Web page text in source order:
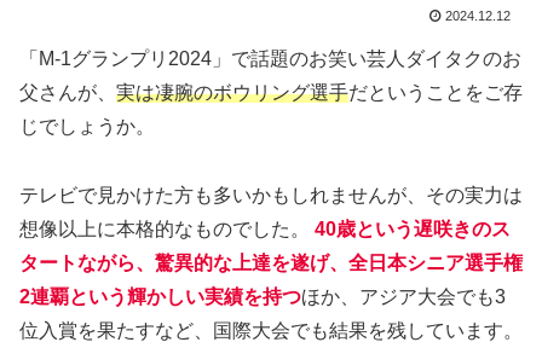
2024.12.12
「M-1グランプリ2024」で話題のお笑い芸人ダイタクのお
父さんが、 実は凄腕のボウリング選手だということをご存
じでしょうか。
テレビで見かけた方も多いかもしれませんが、その実力は
想像以上に本格的なものでした。 40歳という遅咲きのス
タートながら、驚異的な上達を遂げ、全日本シニア選手権
2連覇という輝かしい実績を持つほか、アジア大会でも3
位入賞を果たすなど、国際大会でも結果を残しています。